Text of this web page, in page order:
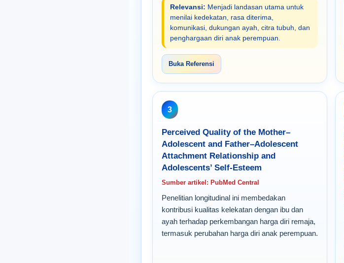
Relevansi: Menjadi landasan utama untuk
menilai kedekatan, rasa diterima,
komunikasi, dukungan ayah, citra tubuh, dan
penghargaan diri anak perempuan.
Buka Referensi
3
Perceived Quality of the Mother–
Adolescent and Father–Adolescent
Attachment Relationship and
Adolescents’ Self-Esteem
Sumber artikel: PubMed Central
Penelitian longitudinal ini membedakan
kontribusi kualitas kelekatan dengan ibu dan
ayah terhadap perkembangan harga diri remaja,
termasuk perubahan harga diri anak perempuan.